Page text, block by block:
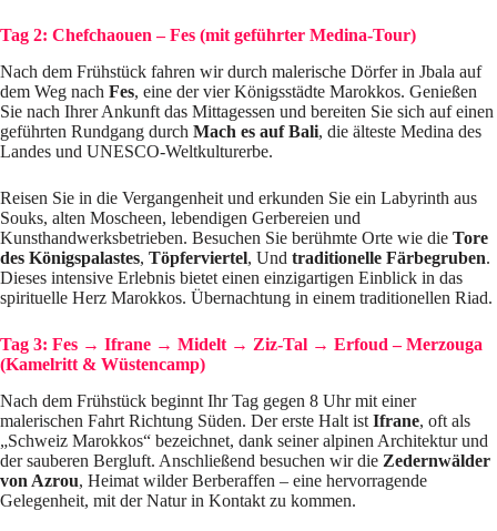
Tag 2: Chefchaouen – Fes (mit geführter Medina-Tour)
Nach dem Frühstück fahren wir durch malerische Dörfer in Jbala auf
dem Weg nach Fes, eine der vier Königsstädte Marokkos. Genießen
Sie nach Ihrer Ankunft das Mittagessen und bereiten Sie sich auf einen
geführten Rundgang durch Mach es auf Bali, die älteste Medina des
Landes und UNESCO-Weltkulturerbe.
Reisen Sie in die Vergangenheit und erkunden Sie ein Labyrinth aus
Souks, alten Moscheen, lebendigen Gerbereien und
Kunsthandwerksbetrieben. Besuchen Sie berühmte Orte wie die Tore
des Königspalastes, Töpferviertel, Und traditionelle Färbegruben.
Dieses intensive Erlebnis bietet einen einzigartigen Einblick in das
spirituelle Herz Marokkos. Übernachtung in einem traditionellen Riad.
Tag 3: Fes → Ifrane → Midelt → Ziz-Tal → Erfoud – Merzouga
(Kamelritt & Wüstencamp)
Nach dem Frühstück beginnt Ihr Tag gegen 8 Uhr mit einer
malerischen Fahrt Richtung Süden. Der erste Halt ist Ifrane, oft als
„Schweiz Marokkos“ bezeichnet, dank seiner alpinen Architektur und
der sauberen Bergluft. Anschließend besuchen wir die Zedernwälder
von Azrou, Heimat wilder Berberaffen – eine hervorragende
Gelegenheit, mit der Natur in Kontakt zu kommen.